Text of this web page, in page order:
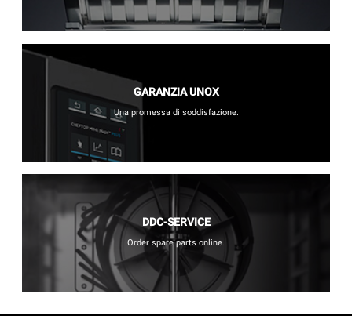
GARANZIA UNOX
Una promessa di soddisfazione.
DDC-SERVICE
Order spare parts online.